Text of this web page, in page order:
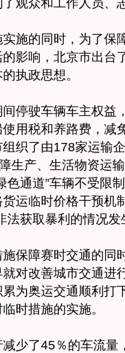
观众和工作人员、
的同时，为了保
影响，北京市出台
执政思想。
驶车辆车主权益
用税和养路费，减
织了由178家运输
生产、生活物资运
色通道”车辆不受限
运临时价格干预机
法获取暴利的情况发
障赛时交通的同
对改善城市交通进
为奥运交通顺利打
时措施的实施。
了45％的车流量